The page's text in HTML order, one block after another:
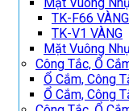
Mặt Vuông
TK-F66 VÀNG
TK-V1 VÀNG
Mặt Vuông
Công Tắc, Ổ
Ổ Cắm, Công
Ổ Cắm, Công